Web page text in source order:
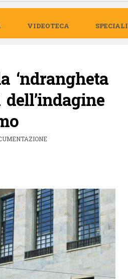
VIDEOTECA SPECIALI
‘ndrangheta